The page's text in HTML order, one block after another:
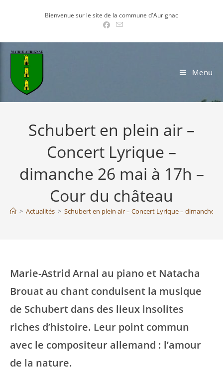
Bienvenue sur le site de la commune d'Aurignac
Menu
Schubert en plein air –
Concert Lyrique –
dimanche 26 mai à 17h –
Cour du château
> Actualités > Schubert en plein air – Concert Lyrique – dimanche
Marie-Astrid Arnal au piano et Natacha
Brouat au chant conduisent la musique
de Schubert dans des lieux insolites
riches d’histoire. Leur point commun
avec le compositeur allemand : l’amour
de la nature.